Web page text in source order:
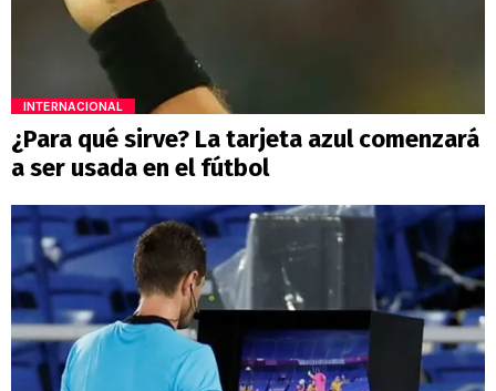
INTERNACIONAL
¿Para qué sirve? La tarjeta azul comenzará
a ser usada en el fútbol